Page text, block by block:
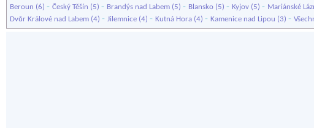
Beroun (6) - Český Těšín (5) - Brandýs nad Labem (5) - Blansko (5) - Kyjov (5) - Mariánské
Dvůr Králové nad Labem (4) - Jilemnice (4) - Kutná Hora (4) - Kamenice nad Lipou (3) -